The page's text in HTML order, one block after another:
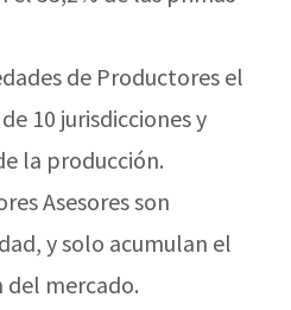
de Productores el
10 jurisdicciones y
la producción.
Asesores son
y solo acumulan el
del mercado.